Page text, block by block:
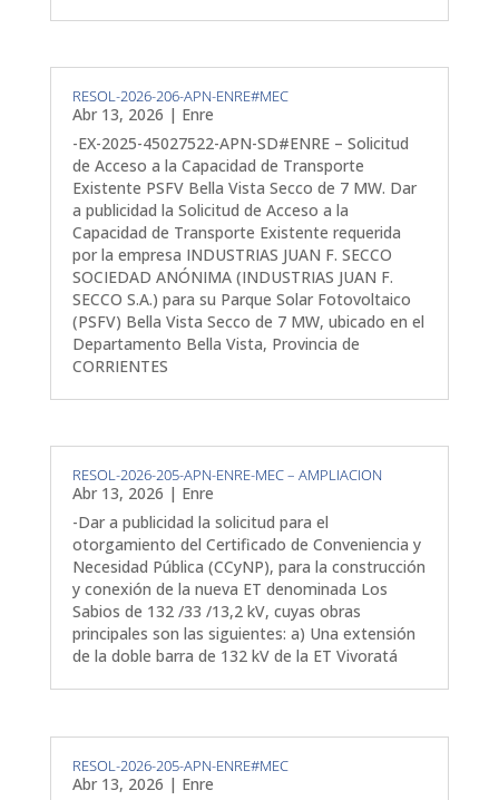
RESOL-2026-206-APN-ENRE#MEC
Abr 13, 2026 | Enre
-EX-2025-45027522-APN-SD#ENRE – Solicitud
de Acceso a la Capacidad de Transporte
Existente PSFV Bella Vista Secco de 7 MW. Dar
a publicidad la Solicitud de Acceso a la
Capacidad de Transporte Existente requerida
por la empresa INDUSTRIAS JUAN F. SECCO
SOCIEDAD ANÓNIMA (INDUSTRIAS JUAN F.
SECCO S.A.) para su Parque Solar Fotovoltaico
(PSFV) Bella Vista Secco de 7 MW, ubicado en el
Departamento Bella Vista, Provincia de
CORRIENTES
RESOL-2026-205-APN-ENRE-MEC – AMPLIACION
Abr 13, 2026 | Enre
-Dar a publicidad la solicitud para el
otorgamiento del Certificado de Conveniencia y
Necesidad Pública (CCyNP), para la construcción
y conexión de la nueva ET denominada Los
Sabios de 132 /33 /13,2 kV, cuyas obras
principales son las siguientes: a) Una extensión
de la doble barra de 132 kV de la ET Vivoratá
RESOL-2026-205-APN-ENRE#MEC
Abr 13, 2026 | Enre